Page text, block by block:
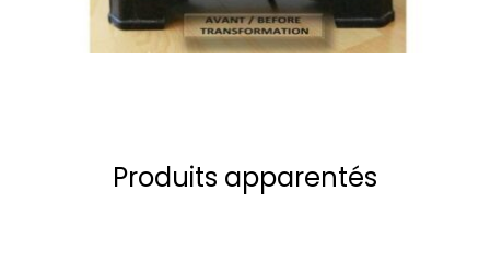
Produits apparentés